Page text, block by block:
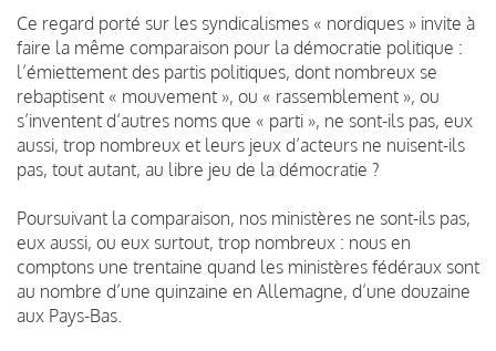
Ce regard porté sur les syndicalismes « nordiques » invite à
faire la même comparaison pour la démocratie politique :
l’émiettement des partis politiques, dont nombreux se
rebaptisent « mouvement », ou « rassemblement », ou
s’inventent d’autres noms que « parti », ne sont-ils pas, eux
aussi, trop nombreux et leurs jeux d’acteurs ne nuisent-ils
pas, tout autant, au libre jeu de la démocratie ?
Poursuivant la comparaison, nos ministères ne sont-ils pas,
eux aussi, ou eux surtout, trop nombreux : nous en
comptons une trentaine quand les ministères fédéraux sont
au nombre d’une quinzaine en Allemagne, d’une douzaine
aux Pays-Bas.